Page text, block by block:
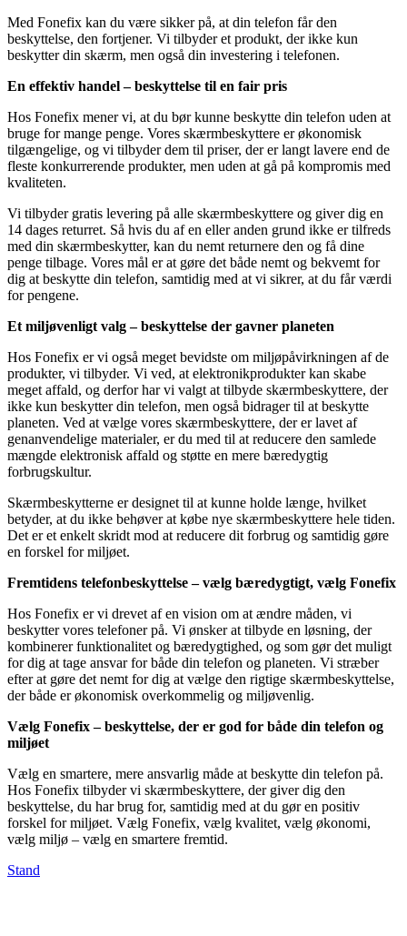
Med Fonefix kan du være sikker på, at din telefon får den
beskyttelse, den fortjener. Vi tilbyder et produkt, der ikke kun
beskytter din skærm, men også din investering i telefonen.
En effektiv handel – beskyttelse til en fair pris
Hos Fonefix mener vi, at du bør kunne beskytte din telefon uden at
bruge for mange penge. Vores skærmbeskyttere er økonomisk
tilgængelige, og vi tilbyder dem til priser, der er langt lavere end de
fleste konkurrerende produkter, men uden at gå på kompromis med
kvaliteten.
Vi tilbyder gratis levering på alle skærmbeskyttere og giver dig en
14 dages returret. Så hvis du af en eller anden grund ikke er tilfreds
med din skærmbeskytter, kan du nemt returnere den og få dine
penge tilbage. Vores mål er at gøre det både nemt og bekvemt for
dig at beskytte din telefon, samtidig med at vi sikrer, at du får værdi
for pengene.
Et miljøvenligt valg – beskyttelse der gavner planeten
Hos Fonefix er vi også meget bevidste om miljøpåvirkningen af de
produkter, vi tilbyder. Vi ved, at elektronikprodukter kan skabe
meget affald, og derfor har vi valgt at tilbyde skærmbeskyttere, der
ikke kun beskytter din telefon, men også bidrager til at beskytte
planeten. Ved at vælge vores skærmbeskyttere, der er lavet af
genanvendelige materialer, er du med til at reducere den samlede
mængde elektronisk affald og støtte en mere bæredygtig
forbrugskultur.
Skærmbeskytterne er designet til at kunne holde længe, hvilket
betyder, at du ikke behøver at købe nye skærmbeskyttere hele tiden.
Det er et enkelt skridt mod at reducere dit forbrug og samtidig gøre
en forskel for miljøet.
Fremtidens telefonbeskyttelse – vælg bæredygtigt, vælg Fonefix
Hos Fonefix er vi drevet af en vision om at ændre måden, vi
beskytter vores telefoner på. Vi ønsker at tilbyde en løsning, der
kombinerer funktionalitet og bæredygtighed, og som gør det muligt
for dig at tage ansvar for både din telefon og planeten. Vi stræber
efter at gøre det nemt for dig at vælge den rigtige skærmbeskyttelse,
der både er økonomisk overkommelig og miljøvenlig.
Vælg Fonefix – beskyttelse, der er god for både din telefon og
miljøet
Vælg en smartere, mere ansvarlig måde at beskytte din telefon på.
Hos Fonefix tilbyder vi skærmbeskyttere, der giver dig den
beskyttelse, du har brug for, samtidig med at du gør en positiv
forskel for miljøet. Vælg Fonefix, vælg kvalitet, vælg økonomi,
vælg miljø – vælg en smartere fremtid.
Stand